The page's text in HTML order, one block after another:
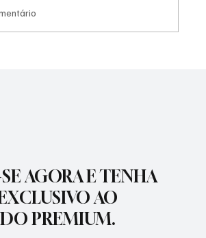
AGORA E TENHA
AO
PREMIUM.